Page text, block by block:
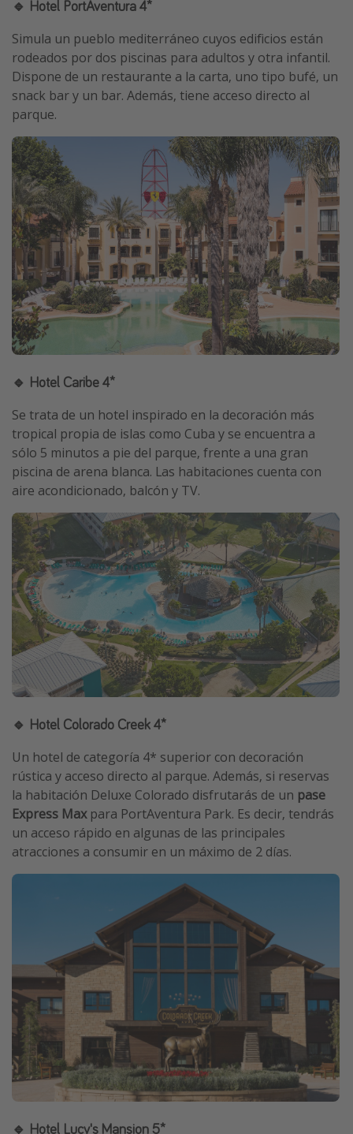
🔹 Hotel PortAventura 4*
Simula un pueblo mediterráneo cuyos edificios están
rodeados por dos piscinas para adultos y otra infantil.
Dispone de un restaurante a la carta, uno tipo bufé, un
snack bar y un bar. Además, tiene acceso directo al
parque.
🔹 Hotel Caribe 4*
Se trata de un hotel inspirado en la decoración más
tropical propia de islas como Cuba y se encuentra a
sólo 5 minutos a pie del parque, frente a una gran
piscina de arena blanca. Las habitaciones cuenta con
aire acondicionado, balcón y TV.
🔹 Hotel Colorado Creek 4*
Un hotel de categoría 4* superior con decoración
rústica y acceso directo al parque. Además, si reservas
la habitación Deluxe Colorado disfrutarás de un pase
Express Maxpara PortAventura Park. Es decir, tendrás
un acceso rápido en algunas de las principales
atracciones a consumir en un máximo de 2 días.
🔹 Hotel Lucy's Mansion 5*